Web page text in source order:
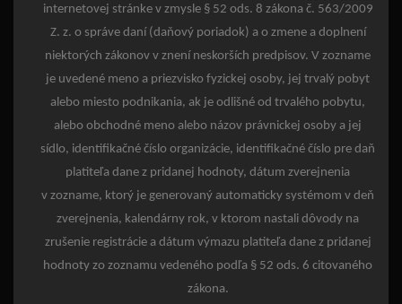
internetovej stránke v zmysle § 52 ods. 8 zákona č. 563/2009
Z. z. o správe daní (daňový poriadok) a o zmene a doplnení
niektorých zákonov v znení neskorších predpisov. V zozname
je uvedené meno a priezvisko fyzickej osoby, jej trvalý pobyt
alebo miesto podnikania, ak je odlišné od trvalého pobytu,
alebo obchodné meno alebo názov právnickej osoby a jej
sídlo, identifikačné číslo organizácie, identifikačné číslo pre daň
platiteľa dane z pridanej hodnoty, dátum zverejnenia
v zozname, ktorý je generovaný automaticky systémom v deň
zverejnenia, kalendárny rok, v ktorom nastali dôvody na
zrušenie registrácie a dátum výmazu platiteľa dane z pridanej
hodnoty zo zoznamu vedeného podľa § 52 ods. 6 citovaného
zákona.